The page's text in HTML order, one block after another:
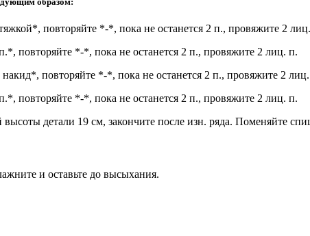
повторяйте *-*, пока не останется 2 п., провяжите 2
повторяйте *-*, пока не останется 2 п., провяжите 2 лиц. п.
повторяйте *-*, пока не останется 2 п., провяжите 2
повторяйте *-*, пока не останется 2 п., провяжите 2 лиц. п.
детали 19 см, закончите после изн. ряда. Поменяйте
и оставьте до высыхания.